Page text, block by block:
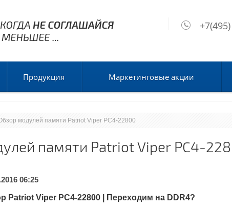
Продукция Маркетинговые акции
модулей памяти Patriot Viper PC4-22800
памяти Patriot Viper PC4-
06:25
Patriot Viper PC4-22800 | Переходим на DDR4?